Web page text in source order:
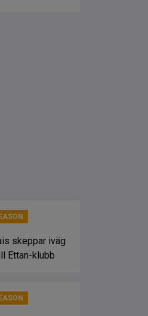
skeppar iväg
Ettan-klubb